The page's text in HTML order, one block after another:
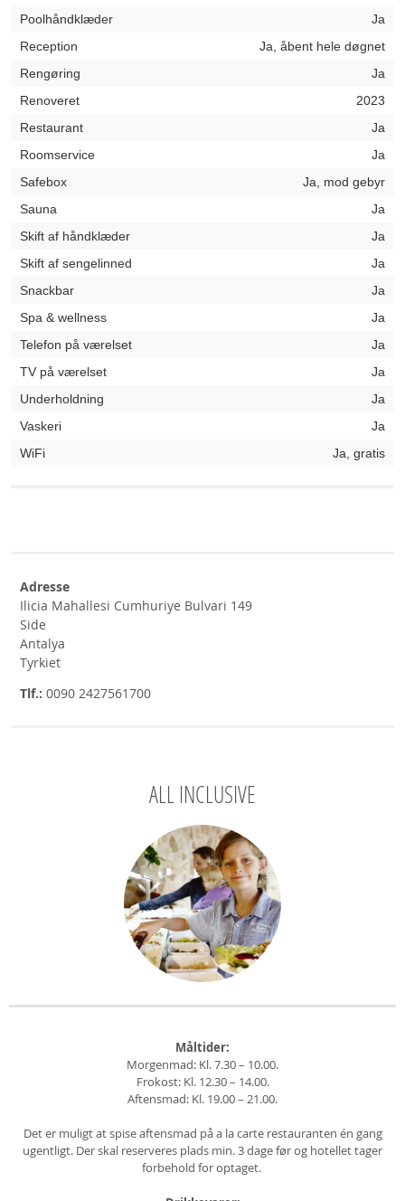
Poolhåndklæder
Ja
Reception
Ja, åbent hele døgnet
Rengøring
Ja
Renoveret
2023
Restaurant
Ja
Roomservice
Ja
Safebox
Ja, mod gebyr
Sauna
Ja
Skift af håndklæder
Ja
Skift af sengelinned
Ja
Snackbar
Ja
Spa & wellness
Ja
Telefon på værelset
Ja
TV på værelset
Ja
Underholdning
Ja
Vaskeri
Ja
WiFi
Ja, gratis
Adresse
Ilicia Mahallesi Cumhuriye Bulvari 149
Side
Antalya
Tyrkiet
Tlf.: 0090 2427561700
ALL INCLUSIVE
Måltider:
Morgenmad: Kl. 7.30 – 10.00.
Frokost: Kl. 12.30 – 14.00.
Aftensmad: Kl. 19.00 – 21.00.
Det er muligt at spise aftensmad på a la carte restauranten én gang
ugentligt. Der skal reserveres plads min. 3 dage før og hotellet tager
forbehold for optaget.